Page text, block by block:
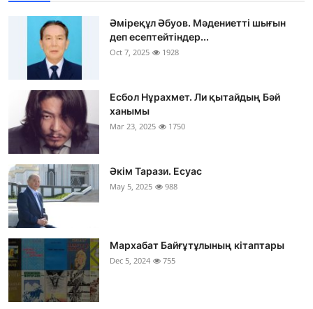
Әміреқұл Әбуов. Мәдениетті шығын
деп есептейтіндер...
Oct 7, 2025 1928
Есбол Нұрахмет. Ли қытайдың Бәй
ханымы
Mar 23, 2025 1750
Әкім Тарази. Есуас
May 5, 2025 988
Мархабат Байғұтұлының кітаптары
Dec 5, 2024 755